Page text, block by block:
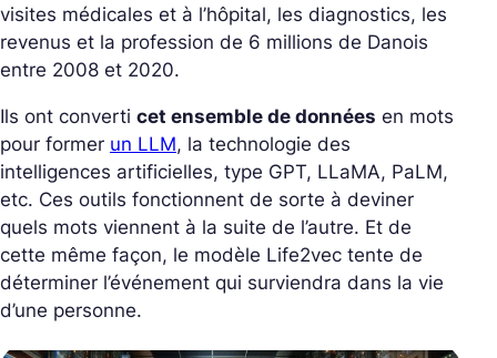
visites médicales et à l’hôpital, les diagnostics, les
revenus et la profession de 6 millions de Danois
entre 2008 et 2020.
Ils ont converti cet ensemble de données en mots
pour former un LLM, la technologie des
intelligences artificielles, type GPT, LLaMA, PaLM,
etc. Ces outils fonctionnent de sorte à deviner
quels mots viennent à la suite de l’autre. Et de
cette même façon, le modèle Life2vec tente de
déterminer l’événement qui surviendra dans la vie
d’une personne.